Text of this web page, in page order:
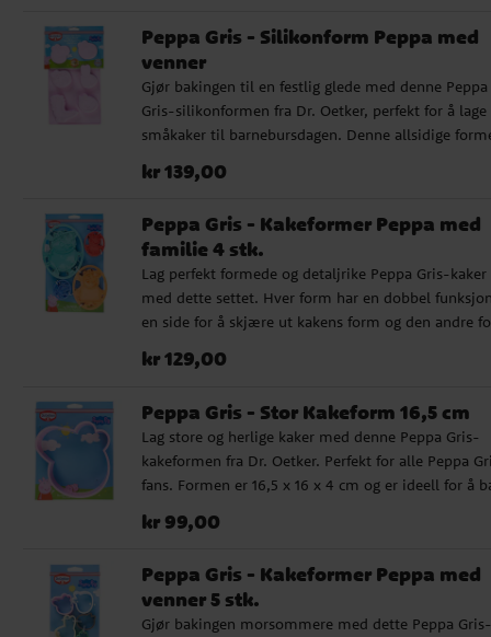
den perfekt for bruk i både ovn og mikrobølgeovn.
Peppa Gris - Silikonform Peppa med
venner
Gjør bakingen til en festlig glede med denne Peppa
Gris-silikonformen fra Dr. Oetker, perfekt for å lage
småkaker til barnebursdagen. Denne allsidige
i størrelser mellom 5,5 og 8,5 cm. Formen er laget av
+200°C og er ideell for både vanlig baking og bruk i
mikrobølgeovn.
Pris:kr 139,00
kr 139,00
Peppa Gris - Kakeformer Peppa med
familie 4 stk.
Lag perfekt formede og detaljrike Peppa Gris-kaker
med dette settet. Hver form har en dobbel
en side for å skjære ut kakens form og den andre
forskjellige størrelser: Daddy Gris (14 x 12,5 x 2 cm),
2 cm) og George Gris (4,5 x 4,5 x 2 cm), alle laget av
holdbar plast.
Pris:kr 129,00
kr 129,00
Peppa Gris - Stor Kakeform 16,5 cm
Lag store og herlige kaker med denne Peppa Gris-
kakeformen fra Dr. Oetker. Perfekt for alle Peppa
fans. Formen er 16,5 x 16 x 4 cm og er ideell for å
lett å bruke og rengjøre.
Pris:kr 99,00
kr 99,00
Peppa Gris - Kakeformer Peppa med
venner 5 stk.
Gjør bakingen morsommere med dette Peppa Gris-